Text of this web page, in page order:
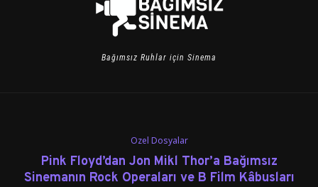
Bağımsız Ruhlar için Sinema
Özel Dosyalar
Pink Floyd’dan Jon Mikl Thor’a Bağımsız
Sinemanın Rock Operaları ve B Film Kâbusları